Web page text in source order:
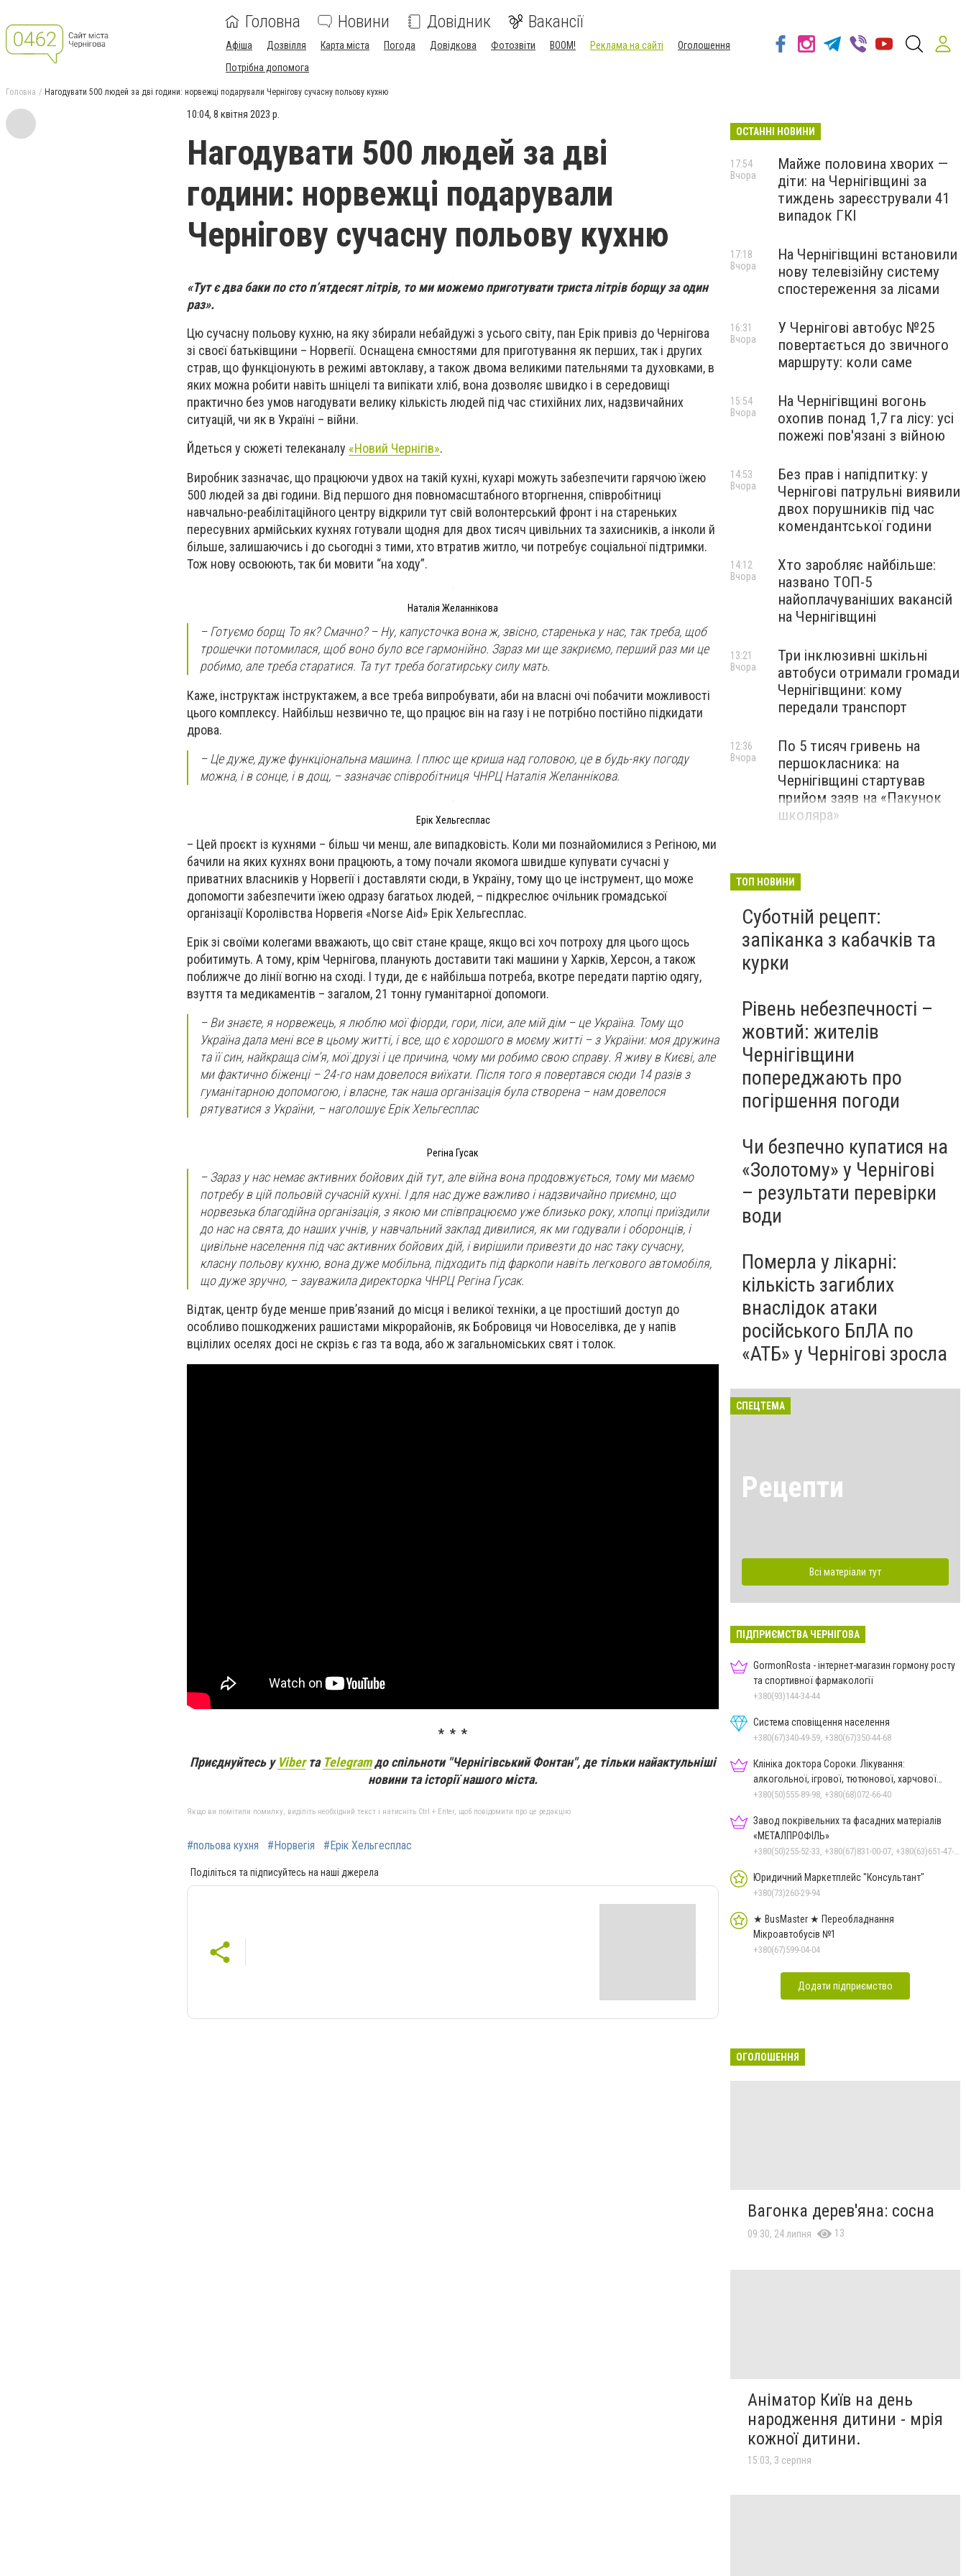
Головна Новини Довідник Вакансії
Афіша Дозвілля Карта міста Погода Довідкова Фотозвіти BOOM! Реклама на сайті
Оголошення
Потрібна допомога
Головна Нагодувати 500 людей за дві години: норвежці подарували Чернігову сучасну польову кухню
10:04, 8 квітня 2023 р.
Нагодувати 500 людей за дві
години: норвежці подарували
Чернігову сучасну польову кухню
«Тут є два баки по сто п’ятдесят літрів, то ми можемо приготувати триста літрів борщу за один
раз».
Цю сучасну польову кухню, на яку збирали небайдужі з усього світу, пан Ерік привіз до Чернігова
зі своєї батьківщини – Норвегії. Оснащена ємностями для приготування як перших, так і других
страв, що функціонують в режимі автоклаву, а також двома великими пательнями та духовками, в
яких можна робити навіть шніцелі та випікати хліб, вона дозволяє швидко і в середовищі
практично без умов нагодувати велику кількість людей під час стихійних лих, надзвичайних
ситуацій, чи як в Україні – війни.
Йдеться у сюжеті телеканалу «Новий Чернігів».
Виробник зазначає, що працюючи удвох на такій кухні, кухарі можуть забезпечити гарячою їжею
500 людей за дві години. Від першого дня повномасштабного вторгнення, співробітниці
навчально-реабілітаційного центру відкрили тут свій волонтерський фронт і на стареньких
пересувних армійських кухнях готували щодня для двох тисяч цивільних та захисників, а інколи й
більше, залишаючись і до сьогодні з тими, хто втратив житло, чи потребує соціальної підтримки.
Тож нову освоюють, так би мовити “на ходу”.
Наталія Желаннікова
– Готуємо борщ То як? Смачно? – Ну, капусточка вона ж, звісно, старенька у нас, так треба, щоб
трошечки потомилася, щоб воно було все гармонійно. Зараз ми ще закриємо, перший раз ми це
робимо, але треба старатися. Та тут треба богатирську силу мать.
Каже, інструктаж інструктажем, а все треба випробувати, аби на власні очі побачити можливості
цього комплексу. Найбільш незвично те, що працює він на газу і не потрібно постійно підкидати
дрова.
– Це дуже, дуже функціональна машина. І плюс ще криша над головою, це в будь-яку погоду
можна, і в сонце, і в дощ, – зазначає співробітниця ЧНРЦ Наталія Желаннікова.
Ерік Хельгесплас
– Цей проєкт із кухнями – більш чи менш, але випадковість. Коли ми познайомилися з Регіною, ми
бачили на яких кухнях вони працюють, а тому почали якомога швидше купувати сучасні у
приватних власників у Норвегії і доставляти сюди, в Україну, тому що це інструмент, що може
допомогти забезпечити їжею одразу багатьох людей, – підкреслює очільник громадської
організації Королівства Норвегія «Norse Aid» Ерік Хельгесплас.
Ерік зі своїми колегами вважають, що світ стане краще, якщо всі хоч потроху для цього щось
робитимуть. А тому, крім Чернігова, планують доставити такі машини у Харків, Херсон, а також
поближче до лінії вогню на сході. І туди, де є найбільша потреба, вкотре передати партію одягу,
взуття та медикаментів – загалом, 21 тонну гуманітарної допомоги.
– Ви знаєте, я норвежець, я люблю мої фіорди, гори, ліси, але мій дім – це Україна. Тому що
Україна дала мені все в цьому житті, і все, що є хорошого в моєму житті – з України: моя дружина
та її син, найкраща сім’я, мої друзі і це причина, чому ми робимо свою справу. Я живу в Києві, але
ми фактично біженці – 24-го нам довелося виїхати. Після того я повертався сюди 14 разів з
гуманітарною допомогою, і власне, так наша організація була створена – нам довелося
рятуватися з України, – наголошує Ерік Хельгесплас
Регіна Гусак
– Зараз у нас немає активних бойових дій тут, але війна вона продовжується, тому ми маємо
потребу в цій польовій сучасній кухні. І для нас дуже важливо і надзвичайно приємно, що
норвезька благодійна організація, з якою ми співпрацюємо уже близько року, хлопці приїздили
до нас на свята, до наших учнів, у навчальний заклад дивилися, як ми годували і оборонців, і
цивільне населення під час активних бойових дій, і вирішили привезти до нас таку сучасну,
класну польову кухню, вона дуже мобільна, підходить під фаркопи навіть легкового автомобіля,
що дуже зручно, – зауважила директорка ЧНРЦ Регіна Гусак.
Відтак, центр буде менше прив’язаний до місця і великої техніки, а це простіший доступ до
особливо пошкоджених рашистами мікрорайонів, як Бобровиця чи Новоселівка, де у напів
вцілілих оселях досі не скрізь є газ та вода, або ж загальноміських свят і толок.
* * *
Приєднуйтесь у Viberта Telegramдо спільноти "Чернігівський Фонтан", де тільки найактульніші
новини та історії нашого міста.
Якщо ви помітили помилку, виділіть необхідний текст і натисніть Ctrl + Enter, щоб повідомити про це редакцію
#польова кухня #Норвегія #Ерік Хельгесплас
Поділіться та підписуйтесь на наші джерела
ОСТАННІ НОВИНИ
Майже половина хворих —
діти: на Чернігівщині за
тиждень зареєстрували 41
випадок ГКІ
17:54
Вчора
На Чернігівщині встановили
нову телевізійну систему
спостереження за лісами
17:18
Вчора
У Чернігові автобус №25
повертається до звичного
маршруту: коли саме
16:31
Вчора
На Чернігівщині вогонь
охопив понад 1,7 га лісу: усі
пожежі пов'язані з війною
15:54
Вчора
Без прав і напідпитку: у
Чернігові патрульні виявили
двох порушників під час
комендантської години
14:53
Вчора
Хто заробляє найбільше:
названо ТОП-5
найоплачуваніших вакансій
на Чернігівщині
14:12
Вчора
Три інклюзивні шкільні
автобуси отримали громади
Чернігівщини: кому
передали транспорт
13:21
Вчора
По 5 тисяч гривень на
першокласника: на
Чернігівщині стартував
прийом заяв на «Пакунок
школяра»
12:36
Вчора
ТОП НОВИНИ
Суботній рецепт:
запіканка з кабачків та
курки
Рівень небезпечності –
жовтий: жителів
Чернігівщини
попереджають про
погіршення погоди
Чи безпечно купатися на
«Золотому» у Чернігові
– результати перевірки
води
Померла у лікарні:
кількість загиблих
внаслідок атаки
російського БпЛА по
«АТБ» у Чернігові зросла
СПЕЦТЕМА
Рецепти
Всі матеріали тут
ПІДПРИЄМСТВА ЧЕРНІГОВА
GormonRosta - інтернет-магазин гормону росту
та спортивної фармакології
+380(93)144-34-44
Система сповіщення населення
+380(67)340-49-59, +380(67)350-44-68
Клініка доктора Сороки. Лікування:
алкогольної, ігрової, тютюнової, харчової
залежностей, неврозів т
+380(50)555-89-98, +380(68)072-66-40
Завод покрівельних та фасадних матеріалів
«МЕТАЛПРОФІЛЬ»
Юридичний Маркетплейс "Консультант"
+380(73)260-29-94
★ BusMaster ★ Переобладнання
Мікроавтобусів №1
+380(67)599-04-04
Додати підприємство
ОГОЛОШЕННЯ
Вагонка дерев'яна: сосна
09:30, 24 липня 13
Аніматор Київ на день
народження дитини - мрія
кожної дитини.
15:03, 3 серпня